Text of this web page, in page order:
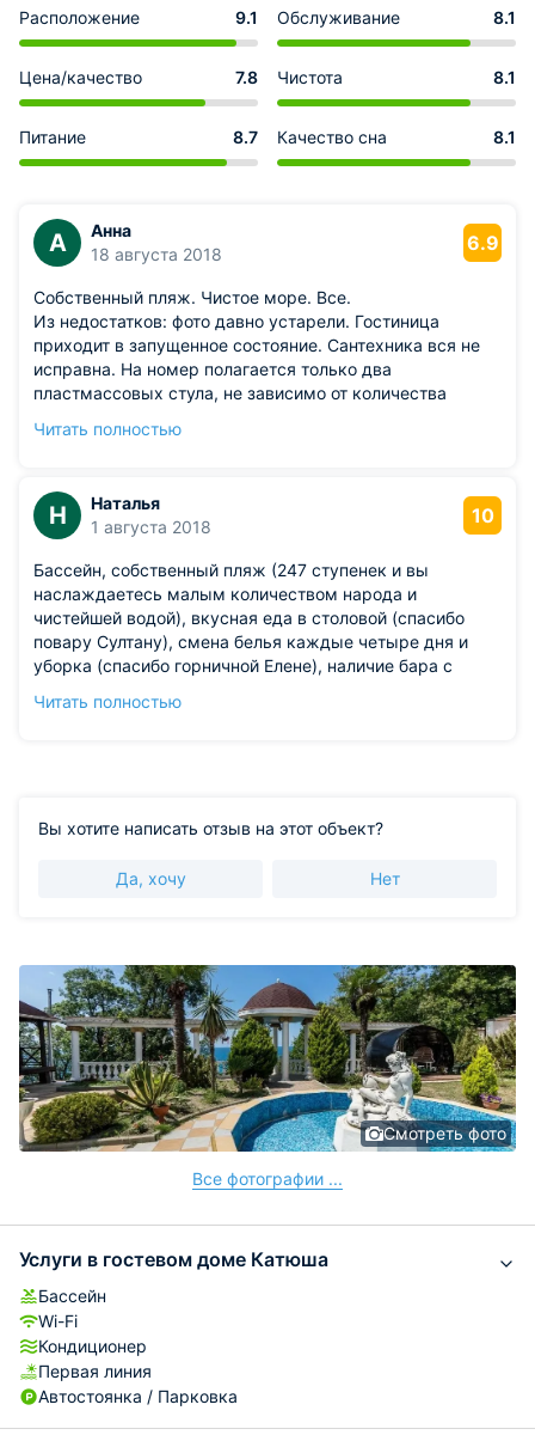
Расположение 9.1 Обслуживание 8.1
Цена/качество 7.8 Чистота 8.1
Питание 8.7 Качество сна 8.1
А
Анна
18 августа 2018
6.9
Собственный пляж. Чистое море. Все.
Из недостатков: фото давно устарели. Гостиница
приходит в запущенное состояние. Сантехника вся не
исправна. На номер полагается только два
пластмассовых стула, не зависимо от количества
нет ни одного продуктового магазина, ни одного кафе,
площадка - одно название. Первый раз такое
разочарование. Цена не соответствует.
Читать полностью
Н
Наталья
1 августа 2018
10
Бассейн, собственный пляж (247 ступенек и вы
наслаждаетесь малым количеством народа и
чистейшей водой), вкусная еда в столовой (спасибо
повару Султану), смена белья каждые четыре дня и
уборка (спасибо горничной Елене), наличие бара с
расплачиваться онлайн. Радушные хозяева (спасибо
все электрички, поэтому урезана возможность куда-
достопримечательностей и места куда можно пойти...
Читать полностью
Вы хотите написать отзыв на этот объект?
Да, хочу Нет
Смотреть фото
Все фотографии ...
Услуги в гостевом доме Катюша
Бассейн
Wi-Fi
Кондиционер
Первая линия
Автостоянка / Парковка